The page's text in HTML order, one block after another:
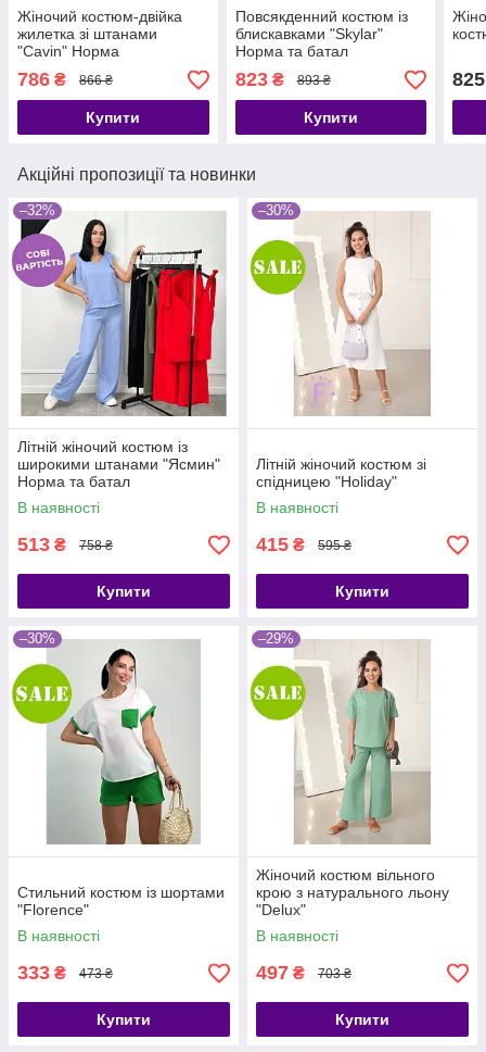
Жіночий костюм-двійка
жилетка зі штанами
"Cavin" Норма
786 ₴ 866 ₴
Купити
Повсякденний костюм із
блискавками "Skylar"
Норма та батал
823₴ 893 ₴
Купити
825
Акційні пропозиції та новинки
–32%
Літній жіночий костюм із
широкими штанами "Ясмин"
Норма та батал
В наявності
513 ₴ 758 ₴
Купити
–30%
Літній жіночий костюм зі
спідницею "Holiday"
В наявності
415 ₴ 595 ₴
Купити
–30%
Стильний костюм із шортами
"Florence"
В наявності
333 ₴ 473 ₴
Купити
–29%
Жіночий костюм вільного
крою з натурального льону
"Delux"
В наявності
497 ₴ 703 ₴
Купити